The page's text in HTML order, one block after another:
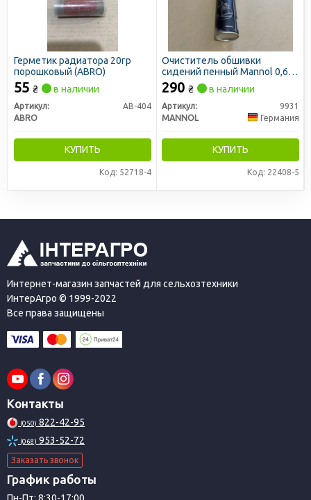
Герметик радиатора 20гр
порошковый (ABRO)
55 ₴ в наличии
Артикул:
АВ-404
ABRO
КУПИТЬ
Код: 52718-4
Очиститель обшивки
сидений пенный Mannol 0,65
л.
290 ₴ в наличии
Артикул:
9931
MANNOL
Германия
КУПИТЬ
Код: 22408-5
Интернет-магазин запчастей для сельхозтехники
ИнтерАгро © 1999-2022
Все права защищены
Контакты
(050) 822-42-95
(068) 953-52-72
Заказать звонок
График работы